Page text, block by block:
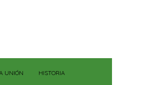
UNIÓN HISTORIA